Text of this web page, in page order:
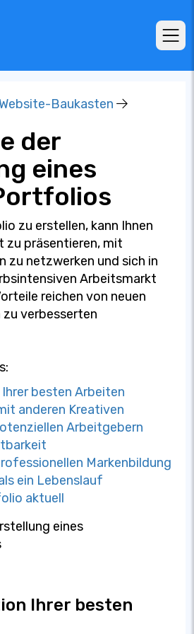
Baukasten
der
eines
zu erstellen, kann Ihnen
zu präsentieren, mit
zu netzwerken und sich in
Arbeitsmarkt
reichen von neuen
verbesserten
besten Arbeiten
anderen Kreativen
Arbeitgebern
Markenbildung
ein Lebenslauf
aktuell
Ihrer besten